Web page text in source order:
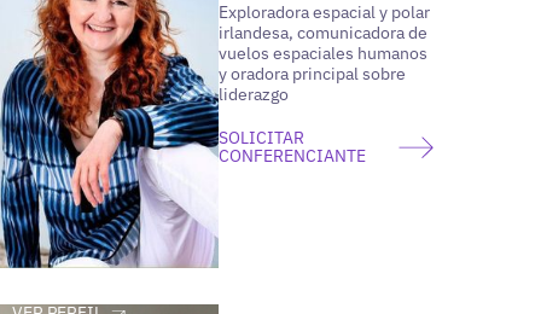
Exploradora espacial y polar
irlandesa, comunicadora de
vuelos espaciales humanos
y oradora principal sobre
liderazgo
SOLICITAR
CONFERENCIANTE